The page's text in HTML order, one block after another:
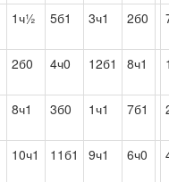
1ч½ 5б1 3ч1 2б0
2б0 4ч0 12б1 8ч1
8ч1 3б0 1ч1 7б1
10ч1 11б1 9ч1 6ч0